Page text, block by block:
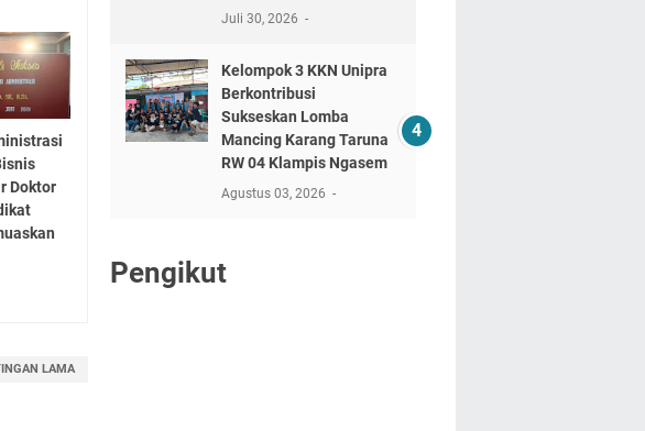
Doktor
LAMA
Juli 30, 2026
Kelompok 3 KKN Unipra
Berkontribusi
Sukseskan Lomba
Mancing Karang Taruna
RW 04 Klampis Ngasem
Agustus 03, 2026
Pengikut